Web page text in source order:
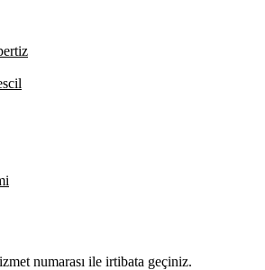
numarası ile irtibata geçiniz.